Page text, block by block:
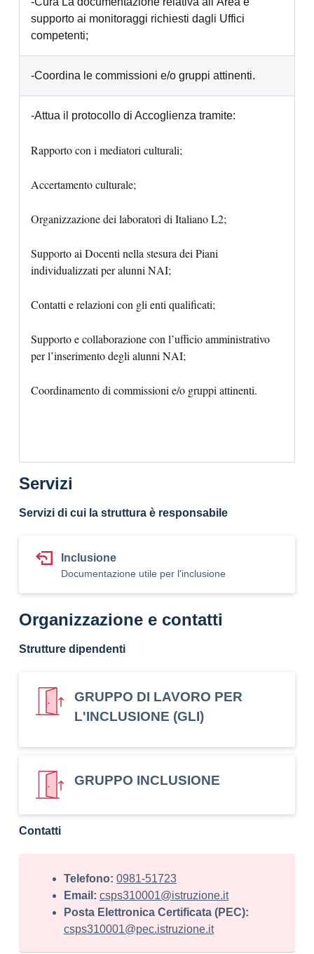
supporto ai monitoraggi richiesti dagli Uffici
competenti;
-Coordina le commissioni e/o gruppi attinenti.
-Attua il protocollo di Accoglienza tramite:
Rapporto con i mediatori culturali;
Accertamento culturale;
Organizzazione dei laboratori di Italiano L2;
Supporto ai Docenti nella stesura dei Piani
individualizzati per alunni NAI;
Contatti e relazioni con gli enti qualificati;
Supporto e collaborazione con l’ufficio amministrativo
per l’inserimento degli alunni NAI;
Coordinamento di commissioni e/o gruppi attinenti.
Servizi
Servizi di cui la struttura è responsabile
Inclusione
Documentazione utile per l'inclusione
Organizzazione e contatti
Strutture dipendenti
GRUPPO DI LAVORO PER
L'INCLUSIONE (GLI)
GRUPPO INCLUSIONE
Contatti
Telefono: 0981-51723
Email: csps310001@istruzione.it
Posta Elettronica Certificata (PEC):
csps310001@pec.istruzione.it